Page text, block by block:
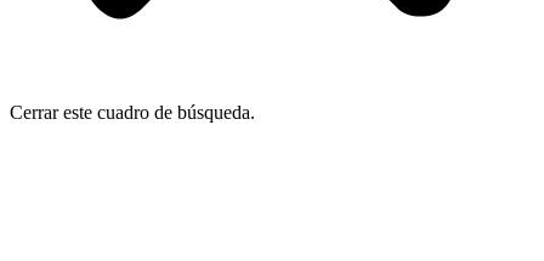
Cerrar este cuadro de búsqueda.